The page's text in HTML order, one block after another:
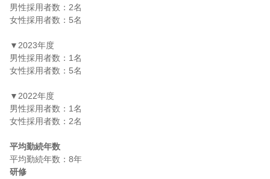
男性採用者数：2名
女性採用者数：5名
▼2023年度
男性採用者数：1名
女性採用者数：5名
▼2022年度
男性採用者数：1名
女性採用者数：2名
平均勤続年数
研修